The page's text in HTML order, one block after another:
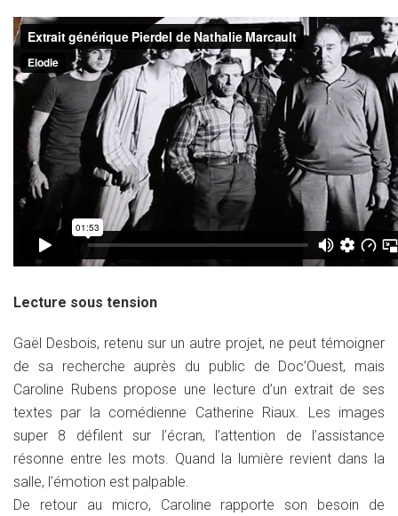
Lecture sous tension
Gaël Desbois, retenu sur un autre projet, ne peut témoigner
de sa recherche auprès du public de Doc’Ouest, mais
Caroline Rubens propose une lecture d’un extrait de ses
textes par la comédienne Catherine Riaux. Les images
super 8 défilent sur l’écran, l’attention de l’assistance
résonne entre les mots. Quand la lumière revient dans la
salle, l’émotion est palpable.
De retour au micro, Caroline rapporte son besoin de